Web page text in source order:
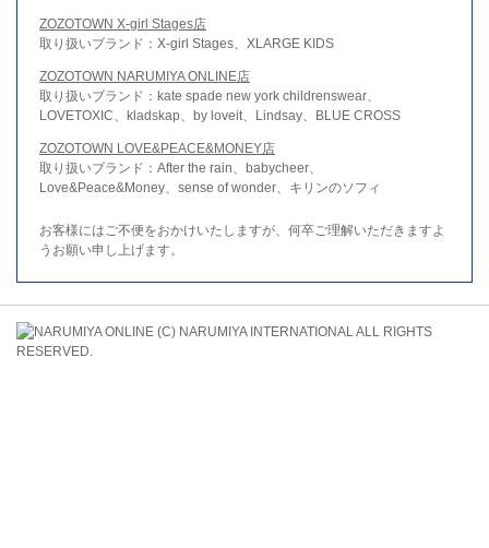
ZOZOTOWN X-girl Stages店
取り扱いブランド：X-girl Stages、XLARGE KIDS
ZOZOTOWN NARUMIYA ONLINE店
取り扱いブランド：kate spade new york childrenswear、
LOVETOXIC、kladskap、by loveit、Lindsay、BLUE CROSS
ZOZOTOWN LOVE&PEACE&MONEY店
取り扱いブランド：After the rain、babycheer、
Love&Peace&Money、sense of wonder、キリンのソフィ
お客様にはご不便をおかけいたしますが、何卒ご理解いただきますよ
うお願い申し上げます。